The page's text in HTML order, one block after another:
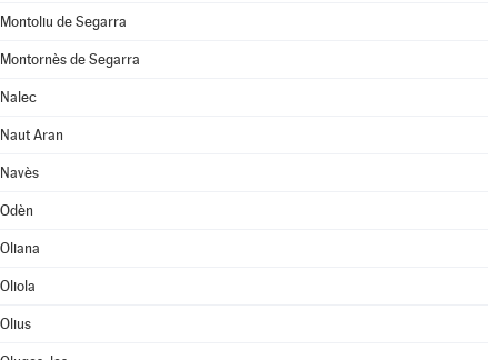
Montoliu de Segarra
Montornès de Segarra
Nalec
Naut Aran
Navès
Odèn
Oliana
Oliola
Olius